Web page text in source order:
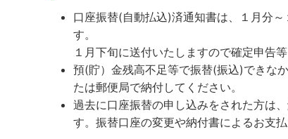
口座振替(自動払込)済通知書は、１月分
す。
１月下旬に送付いたしますので確定申告等
預(貯）金残高不足等で振替(振込)できな
たは郵便局で納付してください。
過去に口座振替の申し込みをされた方は
す。振替口座の変更や納付書によるお支